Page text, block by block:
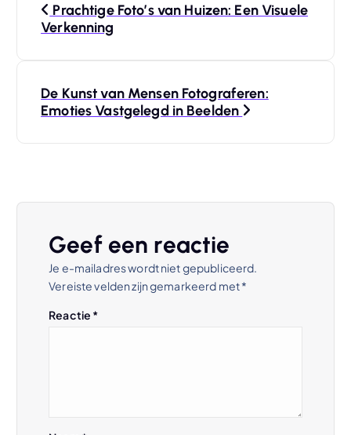
Prachtige Foto’s van Huizen: Een Visuele
Verkenning
De Kunst van Mensen Fotograferen:
Emoties Vastgelegd in Beelden
Geef een reactie
Je e-mailadres wordt niet gepubliceerd.
Vereiste velden zijn gemarkeerd met*
Reactie *